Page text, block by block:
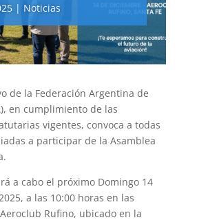
| Noticias
de la Federación Argentina de
en cumplimiento de las
vigentes, convoca a todas
a participar de la Asamblea
a cabo el próximo Domingo 14
a las 10:00 horas en las
Rufino, ubicado en la